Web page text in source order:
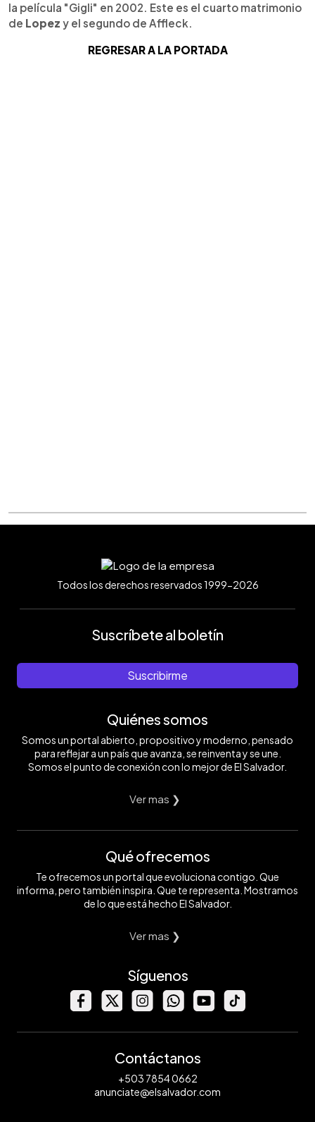
la película "Gigli" en 2002. Este es el cuarto matrimonio
de Lopez y el segundo de Affleck.
REGRESAR A LA PORTADA
Todos los derechos reservados 1999-2026
Suscríbete al boletín
Suscribirme
Quiénes somos
Somos un portal abierto, propositivo y moderno, pensado
para reflejar a un país que avanza, se reinventa y se une.
Somos el punto de conexión con lo mejor de El Salvador.
Ver mas ❯
Qué ofrecemos
Te ofrecemos un portal que evoluciona contigo. Que
informa, pero también inspira. Que te representa. Mostramos
de lo que está hecho El Salvador.
Ver mas ❯
Síguenos
Contáctanos
+503 7854 0662
anunciate@elsalvador.com